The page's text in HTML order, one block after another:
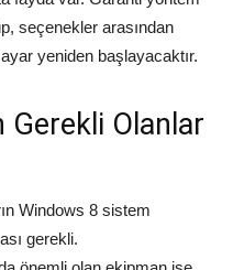
seçenekler arasından
yeniden başlayacaktır.
Olanlar
Windows 8 sistem
gerekli.